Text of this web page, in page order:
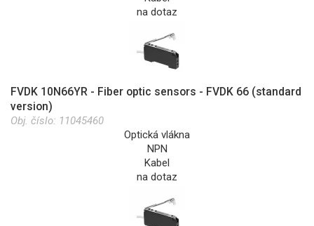
na dotaz
FVDK 10N66YR - Fiber optic sensors - FVDK 66 (standard
version)
Obj. číslo: 11045460
Optická vlákna
NPN
Kabel
na dotaz